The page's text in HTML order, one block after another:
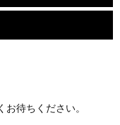
待ちください。